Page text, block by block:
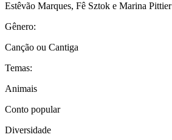
Estêvão Marques, Fê Sztok e Marina Pittier
Gênero:
Canção ou Cantiga
Temas:
Animais
Conto popular
Diversidade